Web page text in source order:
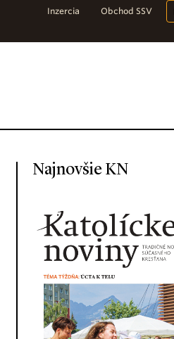
Inzercia Obchod SSV
Najnovšie KN